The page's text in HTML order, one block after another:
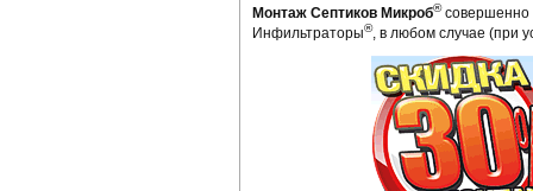
Монтаж Септиков Микроб®совершенно
Инфильтраторы®, в любом случае (при